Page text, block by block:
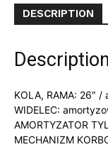
DESCRIPTION
Description
KOLA, RAMA: 26″ /
WIDELEC:
AMORTYZATOR
MECHANIZM